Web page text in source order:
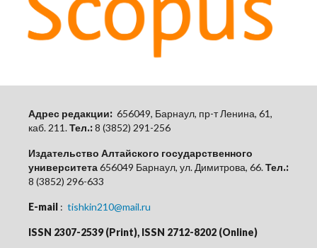
Адрес редакции: 656049, Барнаул, пр-т Ленина, 61,
каб. 211.Тел.:8 (3852) 291-256
Издательство Алтайского государственного
университета656049 Барнаул, ул. Димитрова, 66.Тел.:
8 (3852) 296-633
E-mail : tishkin210@mail.ru
ISSN 2307-2539 (Print), ISSN 2712-8202 (Online)